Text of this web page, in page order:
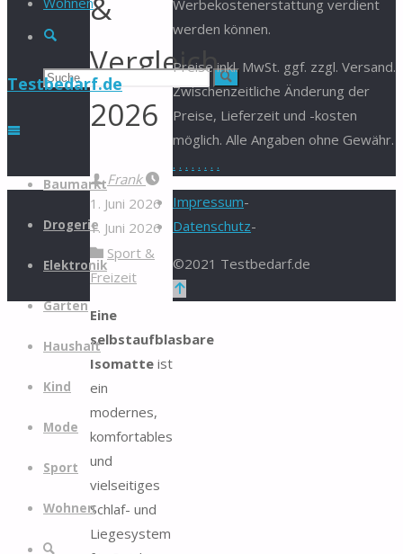
Suche
Suchen Suche
Testbedarf.de
Zum
springen
Baumarkt
Drogerie
Elektronik
Garten
Haushalt
Kind
Mode
Sport
Wohnen
&
Vergleich
2026
Frank
1. Juni 2026
1. Juni 2026
Sport &
Freizeit
Eine
selbstaufblasbare
Isomatte ist
ein
modernes,
komfortables
und
vielseitiges
Schlaf- und
Liegesystem
Werbekostenerstattung verdient
werden können.
Preise inkl. MwSt. ggf. zzgl. Versand.
Zwischenzeitliche Änderung der
Preise, Lieferzeit und -kosten
möglich. Alle Angaben ohne Gewähr.
. . . . . . . .
Impressum-
Datenschutz-
©2021 Testbedarf.de
Zurück
oben